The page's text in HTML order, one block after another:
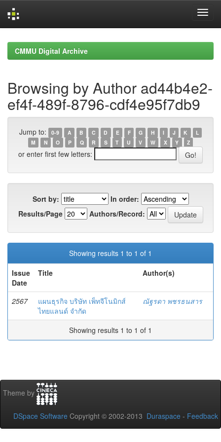
navigationCMMU Digital Archive
Browsing by Author ad44b4e2-
ef4f-489f-8796-cdf4e95f7db9
Jump to: 0-9 A B C D E F G H I J K
L
M
N O P Q R S T U V W X Y Z
or enter first few letters:
Sort by:
In order:
Results/Page
Authors/Record:
Showing results 1 to 1 of 1
Issue
Date
Title Author(s)
2567
แผนธุรกิจ บริษัท เพ็ทจีโนมิกส์
ไทยแลนด์ จำกัด
ณัฐรดา พชรธนสาร
Showing results 1 to 1 of 1
Theme by
DSpace Software Copyright © 2002-2013 Duraspace - Feedback